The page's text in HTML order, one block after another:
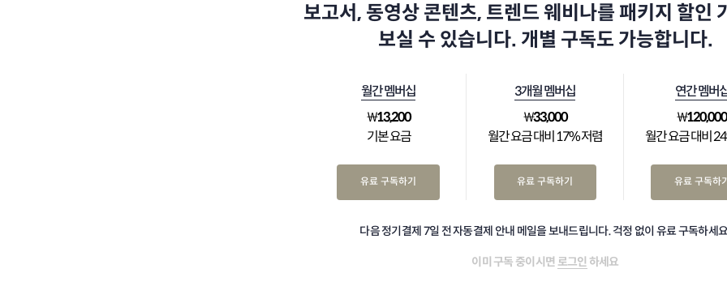
보고서, 동영상 콘텐츠, 트렌드 웨비나를 패키지 할인
보실 수 있습니다. 개별 구독도 가능합니다.
월간 멤버십
₩13,200
기본 요금
유료 구독하기
3개월 멤버십
₩33,000
월간 요금 대비 17% 저렴
유료 구독하기
연간 멤버
₩120,000
월간 요금 대비
유료 구독하
다음 정기결제 7일 전 자동결제 안내 메일을 보내드립니다. 걱정 없이 유료 구독하세
이미 구독 중이시면 로그인 하세요